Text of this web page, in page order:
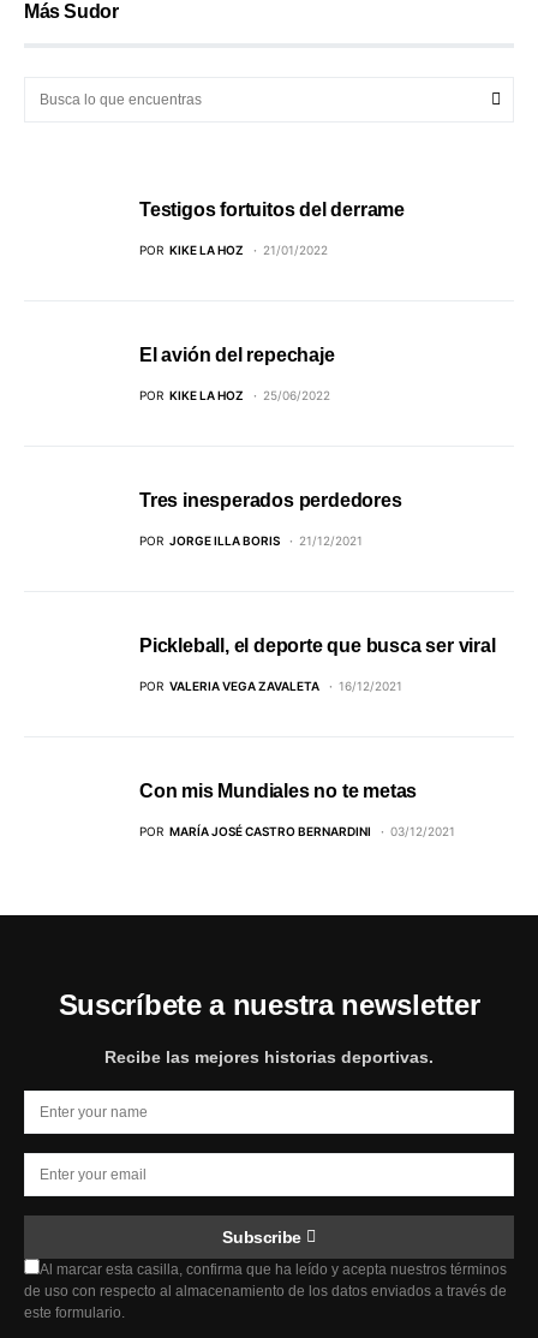
Más Sudor
Testigos fortuitos del derrame
POR KIKE LA HOZ 21/01/2022
El avión del repechaje
POR KIKE LA HOZ 25/06/2022
Tres inesperados perdedores
POR JORGE ILLA BORIS 21/12/2021
Pickleball, el deporte que busca ser viral
POR VALERIA VEGA ZAVALETA 16/12/2021
Con mis Mundiales no te metas
POR MARÍA JOSÉ CASTRO BERNARDINI 03/12/2021
Suscríbete a nuestra newsletter
Recibe las mejores historias deportivas.
Subscribe
Al marcar esta casilla, confirma que ha leído y acepta nuestros términos
de uso con respecto al almacenamiento de los datos enviados a través de
este formulario.